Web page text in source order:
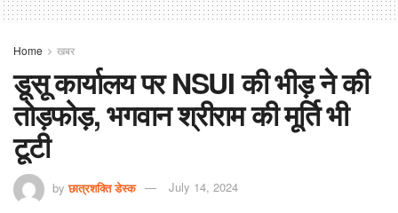
Home खबर
डूसू कार्यालय पर NSUI की भीड़ ने की
तोड़फोड़, भगवान श्रीराम की मूर्ति भी
टूटी
by छात्रशक्ति डेस्क July 14, 2024